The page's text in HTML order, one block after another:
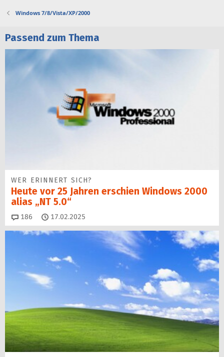
Windows 7/8/Vista/XP/2000
Passend zum Thema
WER ERINNERT SICH?
Heute vor 25 Jahren erschien Windows 2000
alias „NT 5.0“
186 Kommentare
17.02.2025